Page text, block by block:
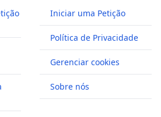
Iniciar uma Petição
Política de Privacidade
Gerenciar cookies
Sobre nós